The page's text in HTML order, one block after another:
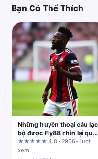
Bạn Có Thể Thích
Những huyền thoại câu lạc
bộ được Fly88 nhìn lại qua
dấu ấn lịch sử
★★★★★4.8 · 2906+ lượt
xem